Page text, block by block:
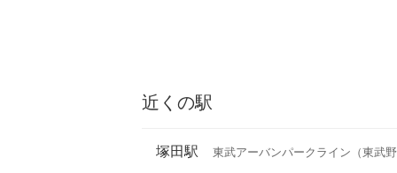
近くの駅
塚田駅 東武アーバンパークライン（東武